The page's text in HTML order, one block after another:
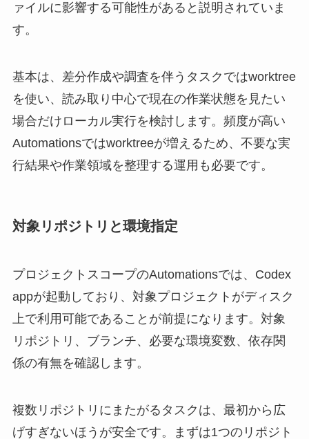
ァイルに影響する可能性があると説明されていま
す。
基本は、差分作成や調査を伴うタスクではworktree
を使い、読み取り中心で現在の作業状態を見たい
場合だけローカル実行を検討します。頻度が高い
Automationsではworktreeが増えるため、不要な実
行結果や作業領域を整理する運用も必要です。
対象リポジトリと環境指定
プロジェクトスコープのAutomationsでは、Codex
appが起動しており、対象プロジェクトがディスク
上で利用可能であることが前提になります。対象
リポジトリ、ブランチ、必要な環境変数、依存関
係の有無を確認します。
複数リポジトリにまたがるタスクは、最初から広
げすぎないほうが安全です。まずは1つのリポジト